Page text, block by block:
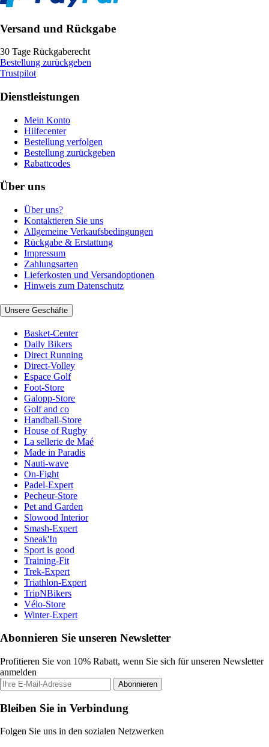
Versand und Rückgabe
30 Tage Rückgaberecht
Bestellung zurückgeben
Trustpilot
Dienstleistungen
Mein Konto
Hilfecenter
Bestellung verfolgen
Bestellung zurückgeben
Rabattcodes
Über uns
Über uns?
Kontaktieren Sie uns
Allgemeine Verkaufsbedingungen
Rückgabe & Erstattung
Impressum
Zahlungsarten
Lieferkosten und Versandoptionen
Hinweis zum Datenschutz
Unsere Geschäfte
Basket-Center
Daily Bikers
Direct Running
Direct-Volley
Espace Golf
Foot-Store
Galopp-Store
Golf and co
Handball-Store
House of Rugby
La sellerie de Maé
Made in Paradis
Nauti-wave
On-Fight
Padel-Expert
Pecheur-Store
Pet and Garden
Slowood Interior
Smash-Expert
Sneak'In
Sport is good
Training-Fit
Trek-Expert
Triathlon-Expert
TripNBikers
Vélo-Store
Winter-Expert
Abonnieren Sie unseren Newsletter
Profitieren Sie von 10% Rabatt, wenn Sie sich für unseren Newsletter
anmelden
Abonnieren
Bleiben Sie in Verbindung
Folgen Sie uns in den sozialen Netzwerken